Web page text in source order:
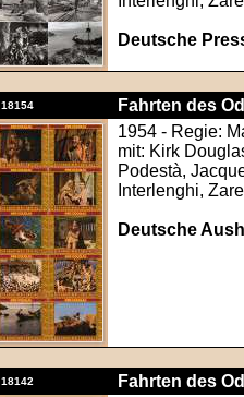
Deutsche
18154
Fahrten des
1954 - Regie:
mit: Kirk
Podestà,
Interlenghi,
Deutsche
18142
Fahrten des